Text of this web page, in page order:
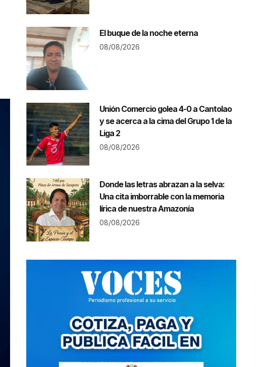
El buque de la noche eterna
08/08/2026
Unión Comercio golea 4-0 a Cantolao
y se acerca a la cima del Grupo 1 de la
Liga 2
08/08/2026
Donde las letras abrazan a la selva:
Una cita imborrable con la memoria
lírica de nuestra Amazonía
08/08/2026